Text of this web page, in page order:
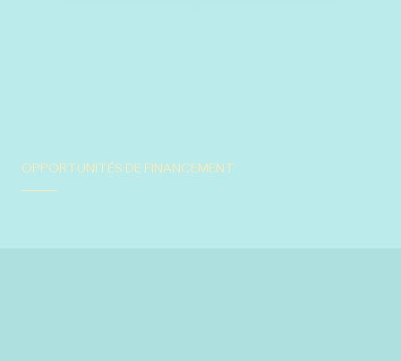
OPPORTUNITÉS DE FINANCEMENT